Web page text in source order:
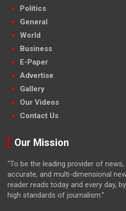
Politics
General
World
Business
E-Paper
Advertise
Gallery
Our Videos
Contact Us
Our Mission
“To be the leading provider of
accurate, and multi-dimensional
reader reads today and every day,
high standards of journalism.”